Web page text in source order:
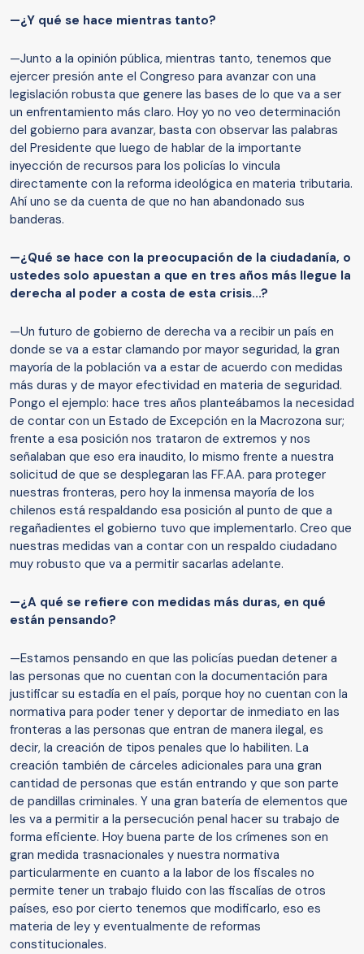
—¿Y qué se hace mientras tanto?
—Junto a la opinión pública, mientras tanto, tenemos que
ejercer presión ante el Congreso para avanzar con una
legislación robusta que genere las bases de lo que va a ser
un enfrentamiento más claro. Hoy yo no veo determinación
del gobierno para avanzar, basta con observar las palabras
del Presidente que luego de hablar de la importante
inyección de recursos para los policías lo vincula
directamente con la reforma ideológica en materia tributaria.
Ahí uno se da cuenta de que no han abandonado sus
banderas.
—¿Qué se hace con la preocupación de la ciudadanía, o
ustedes solo apuestan a que en tres años más llegue la
derecha al poder a costa de esta crisis...?
—Un futuro de gobierno de derecha va a recibir un país en
donde se va a estar clamando por mayor seguridad, la gran
mayoría de la población va a estar de acuerdo con medidas
más duras y de mayor efectividad en materia de seguridad.
Pongo el ejemplo: hace tres años planteábamos la necesidad
de contar con un Estado de Excepción en la Macrozona sur;
frente a esa posición nos trataron de extremos y nos
señalaban que eso era inaudito, lo mismo frente a nuestra
solicitud de que se desplegaran las FF.AA. para proteger
nuestras fronteras, pero hoy la inmensa mayoría de los
chilenos está respaldando esa posición al punto de que a
regañadientes el gobierno tuvo que implementarlo. Creo que
nuestras medidas van a contar con un respaldo ciudadano
muy robusto que va a permitir sacarlas adelante.
—¿A qué se refiere con medidas más duras, en qué
están pensando?
—Estamos pensando en que las policías puedan detener a
las personas que no cuentan con la documentación para
justificar su estadía en el país, porque hoy no cuentan con la
normativa para poder tener y deportar de inmediato en las
fronteras a las personas que entran de manera ilegal, es
decir, la creación de tipos penales que lo habiliten. La
creación también de cárceles adicionales para una gran
cantidad de personas que están entrando y que son parte
de pandillas criminales. Y una gran batería de elementos que
les va a permitir a la persecución penal hacer su trabajo de
forma eficiente. Hoy buena parte de los crímenes son en
gran medida trasnacionales y nuestra normativa
particularmente en cuanto a la labor de los fiscales no
permite tener un trabajo fluido con las fiscalías de otros
países, eso por cierto tenemos que modificarlo, eso es
materia de ley y eventualmente de reformas
constitucionales.